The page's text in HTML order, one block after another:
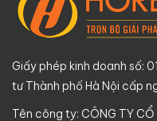
Giấy phép kinh doanh số:
tư Thành phố Hà Nội cấp
Tên công ty: CÔNG TY CỔ